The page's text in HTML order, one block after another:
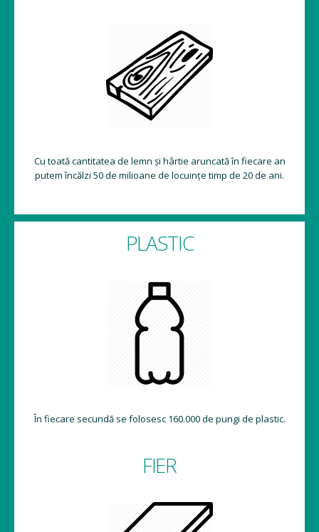
Cu toată cantitatea de lemn și hârtie aruncată în fiecare an
putem încălzi 50 de milioane de locuințe timp de 20 de ani.
PLASTIC
În fiecare secundă se folosesc 160.000 de pungi de plastic.
FIER